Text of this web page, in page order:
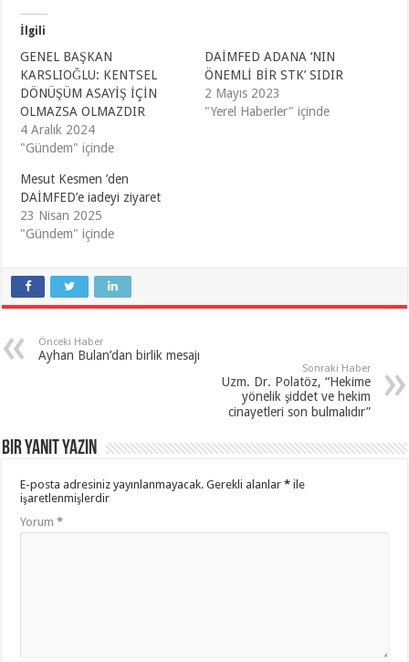
İlgili
GENEL BAŞKAN
KARSLIOĞLU: KENTSEL
DÖNÜŞÜM ASAYİŞ İÇİN
OLMAZSA OLMAZDIR
4 Aralık 2024
"Gündem" içinde
DAİMFED ADANA ‘NIN
ÖNEMLİ BİR STK’ SIDIR
2 Mayıs 2023
"Yerel Haberler" içinde
Mesut Kesmen ’den
DAİMFED’e iadeyi ziyaret
23 Nisan 2025
"Gündem" içinde
Önceki Haber
Ayhan Bulan’dan birlik mesajı
Sonraki Haber
Uzm. Dr. Polatöz, “Hekime
yönelik şiddet ve hekim
cinayetleri son bulmalıdır”
Bir yanıt yazın
E-posta adresiniz yayınlanmayacak. Gerekli alanlar* ile
işaretlenmişlerdir
Yorum*